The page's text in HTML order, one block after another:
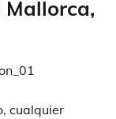
cualquier